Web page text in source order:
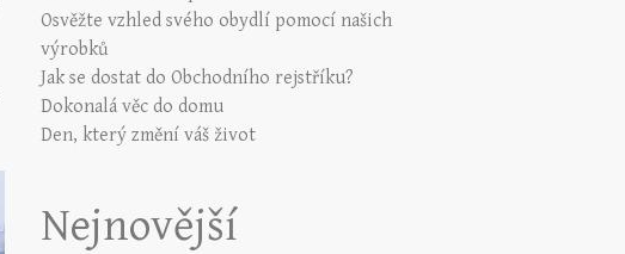
Osvěžte vzhled svého obydlí pomocí našich
výrobků
Jak se dostat do Obchodního rejstříku?
Dokonalá věc do domu
Den, který změní váš život
Nejnovější